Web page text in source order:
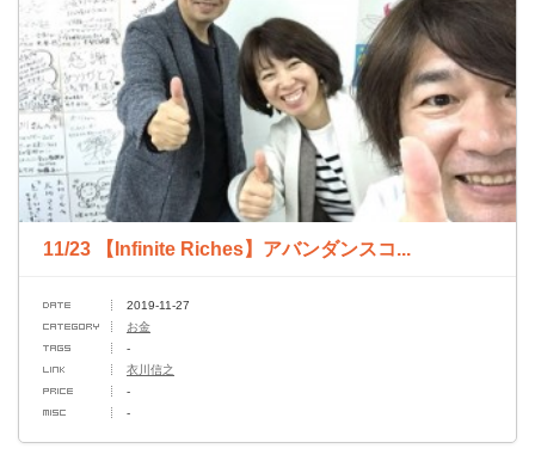
11/23 【Infinite Riches】アバンダンスコ...
2019-11-27
お金
-
衣川信之
-
-